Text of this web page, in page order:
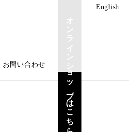
お問い合わせ
English
オンラインショップはこちら